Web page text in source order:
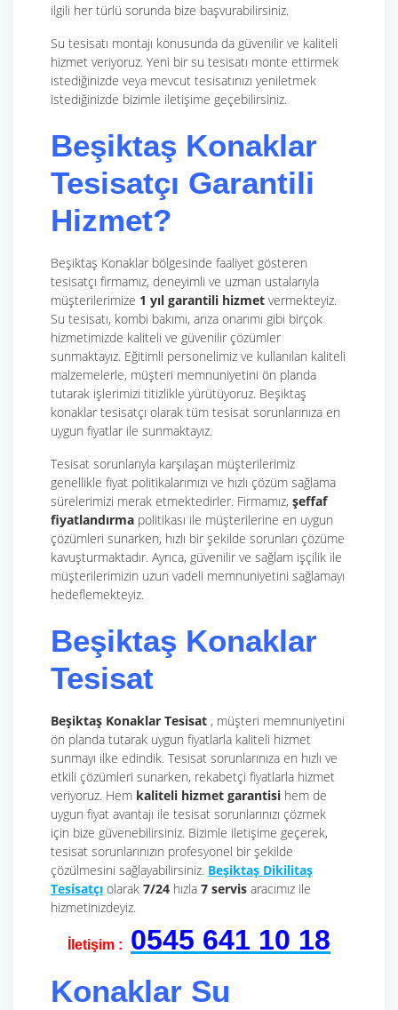
ilgili her türlü sorunda bize başvurabilirsiniz.
Su tesisatı montajı konusunda da güvenilir ve kaliteli
hizmet veriyoruz. Yeni bir su tesisatı monte ettirmek
istediğinizde veya mevcut tesisatınızı yeniletmek
istediğinizde bizimle iletişime geçebilirsiniz.
Beşiktaş Konaklar
Tesisatçı Garantili
Hizmet?
Beşiktaş Konaklar bölgesinde faaliyet gösteren
tesisatçı firmamız, deneyimli ve uzman ustalarıyla
müşterilerimize 1 yıl garantili hizmet vermekteyiz.
Su tesisatı, kombi bakımı, arıza onarımı gibi birçok
hizmetimizde kaliteli ve güvenilir çözümler
sunmaktayız. Eğitimli personelimiz ve kullanılan kaliteli
malzemelerle, müşteri memnuniyetini ön planda
tutarak işlerimizi titizlikle yürütüyoruz. Beşiktaş
konaklar tesisatçı olarak tüm tesisat sorunlarınıza en
uygun fiyatlar ile sunmaktayız.
Tesisat sorunlarıyla karşılaşan müşterilerimiz
genellikle fiyat politikalarımızı ve hızlı çözüm sağlama
sürelerimizi merak etmektedirler. Firmamız, şeffaf
fiyatlandırma politikası ile müşterilerine en uygun
çözümleri sunarken, hızlı bir şekilde sorunları çözüme
kavuşturmaktadır. Ayrıca, güvenilir ve sağlam işçilik ile
müşterilerimizin uzun vadeli memnuniyetini sağlamayı
hedeflemekteyiz.
Beşiktaş Konaklar
Tesisat
Beşiktaş Konaklar Tesisat , müşteri memnuniyetini
ön planda tutarak uygun fiyatlarla kaliteli hizmet
sunmayı ilke edindik. Tesisat sorunlarınıza en hızlı ve
etkili çözümleri sunarken, rekabetçi fiyatlarla hizmet
veriyoruz. Hem kaliteli hizmet garantisi hem de
uygun fiyat avantajı ile tesisat sorunlarınızı çözmek
için bize güvenebilirsiniz. Bizimle iletişime geçerek,
tesisat sorunlarınızın profesyonel bir şekilde
çözülmesini sağlayabilirsiniz. Beşiktaş Dikilitaş
Tesisatçı olarak 7/24 hızla 7 servis aracımız ile
hizmetinizdeyiz.
İletişim : 0545 641 10 18
Konaklar Su